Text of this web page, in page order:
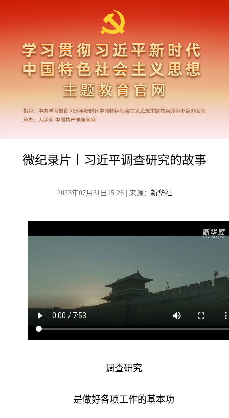
微纪录片丨习近平调查研究的故事
2023年07月31日15:26 | 来源： 新华社
调查研究
是做好各项工作的基本功